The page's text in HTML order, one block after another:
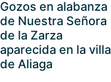
Gozos en alabanza
de Nuestra Señora
de la Zarza
aparecida en la villa
de Aliaga